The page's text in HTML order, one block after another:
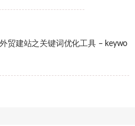
贸建站之关键词优化工具 – keywo